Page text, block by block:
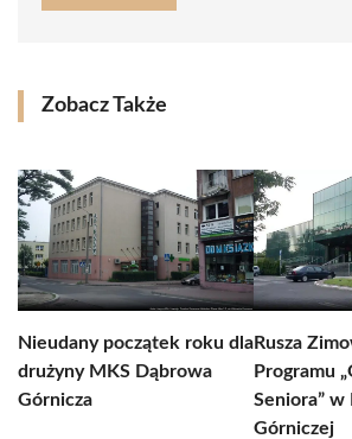
Zobacz Także
Nieudany początek roku dla
drużyny MKS Dąbrowa
Górnicza
Rusza
Programu
Seniora” w
Górniczej